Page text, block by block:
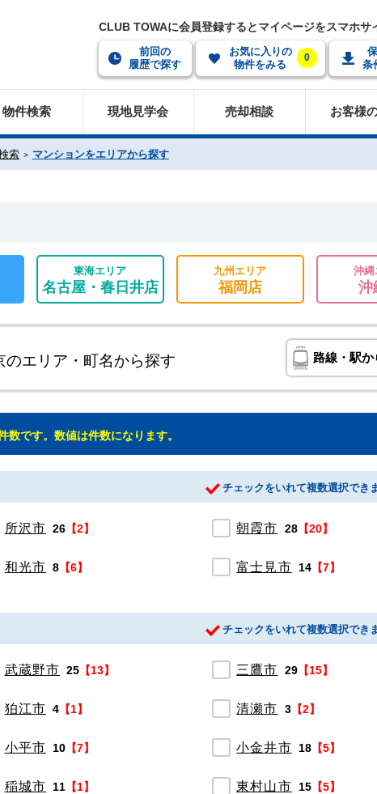
CLUB TOWAに会員登録するとマイページをスマホサ
前回の
履歴で探す
お気に入りの
物件をみる
0
条
物件検索 現地見学会 売却相談 お客様
索 マンションをエリアから探す
東海エリア
名古屋・春日井店
九州エリア
福岡店
沖縄
沖
のエリア・町名から探す 路線・駅か
です。数値は件数になります。
チェックをいれて複数選択でき
所沢市 26 【2】 朝霞市 28【20】
和光市 8 【6】 富士見市 14【7】
チェックをいれて複数選択でき
武蔵野市 25 【13】 三鷹市 29【15】
狛江市 4 【1】 清瀬市 3【2】
小平市 10 【7】 小金井市 18【5】
稲城市 11 【1】 東村山市 15【5】